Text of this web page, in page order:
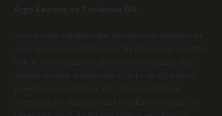
Argo Kavramı ve Toplumun Dili
Argo, temelde toplumun kabul etmediği ya da aşağılayıcı bir
anlam taşıyan kelimelerden oluşur. Bu tür kelimeler, genellikle
belli bir sosyal sınıfın veya grubun üyeleri tarafından diğer
insanları dışlamak, küçümsemek ya da bir tür güç gösterisi
yapmak amacıyla kullanılır. Peki, kelimenin kullanımı
yaygınlaştıkça ve toplumun farklı kesimlerine yayıldıkça, bu